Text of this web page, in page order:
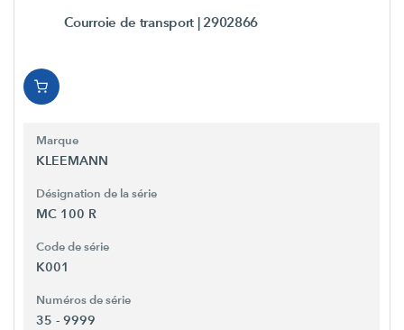
Courroie de transport | 2902866
Marque
KLEEMANN
Désignation de la série
MC 100 R
Code de série
K001
Numéros de série
35 - 9999